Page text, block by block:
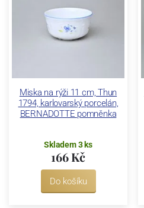
Miska na rýži 11 cm, Thun
1794, karlovarský porcelán,
BERNADOTTE pomněnka
Skladem 3 ks
166 Kč
Do košíku